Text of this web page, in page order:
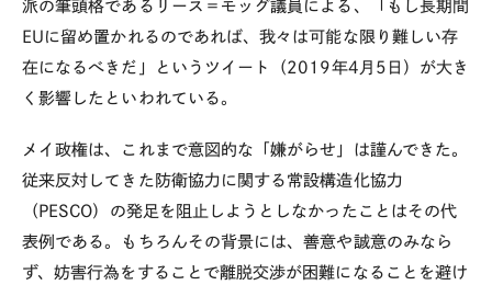
派の筆頭格であるリース＝モッグ議員による、「もし長期間
EUに留め置かれるのであれば、我々は可能な限り難しい存
在になるべきだ」というツイート（2019年4月5日）が大き
く影響したといわれている。
メイ政権は、これまで意図的な「嫌がらせ」は謹んできた。
従来反対してきた防衛協力に関する常設構造化協力
（PESCO）の発足を阻止しようとしなかったことはその代
表例である。もちろんその背景には、善意や誠意のみなら
ず、妨害行為をすることで離脱交渉が困難になることを避け